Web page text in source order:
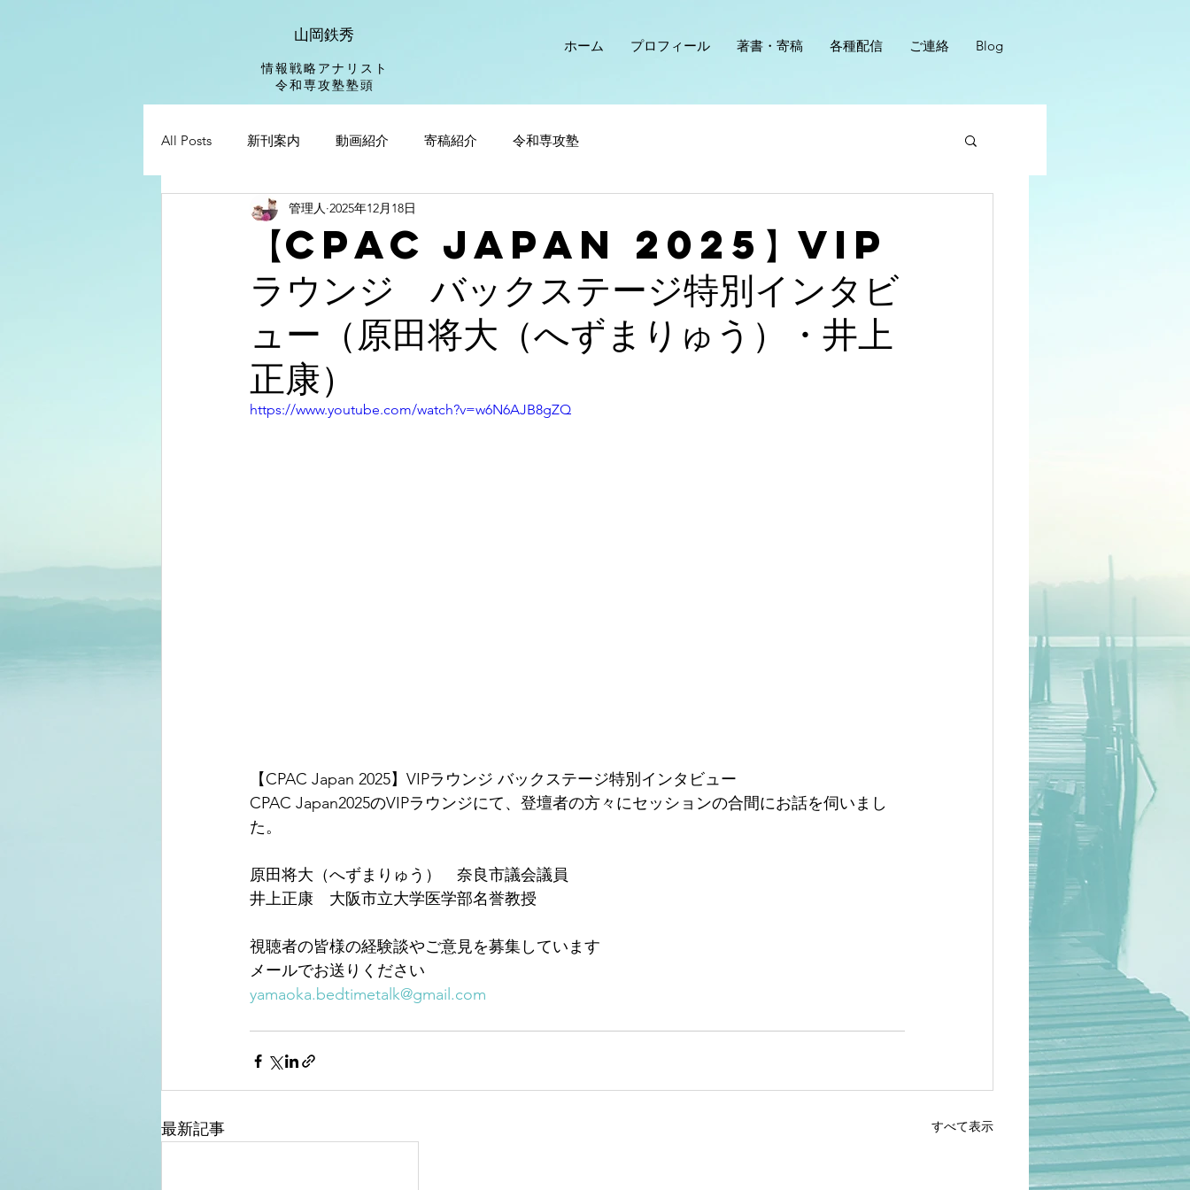
山岡鉄秀
情報戦略アナリスト
​令和専攻塾塾頭
ホーム プロフィール 著書・寄稿 各種配信 ご連絡 Blog
All Posts 新刊案内 動画紹介 寄稿紹介 令和専攻塾
【CPAC Japan 2025】VIP
ラウンジ バックステージ特別インタビ
ュー（原田将大（へずまりゅう）・井上
正康）
管理人 2025年12月18日
https://www.youtube.com/watch?v=w6N6AJB8gZQ
【CPAC Japan 2025】VIPラウンジ バックステージ特別インタビュー
CPAC Japan2025のVIPラウンジにて、登壇者の方々にセッションの合間にお話を伺いまし
た。
原田将大（へずまりゅう）　奈良市議会議員
井上正康　大阪市立大学医学部名誉教授
視聴者の皆様の経験談やご意見を募集しています
メールでお送りください
yamaoka.bedtimetalk@gmail.com
最新記事 すべて表示